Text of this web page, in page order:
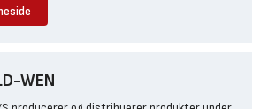
WEN